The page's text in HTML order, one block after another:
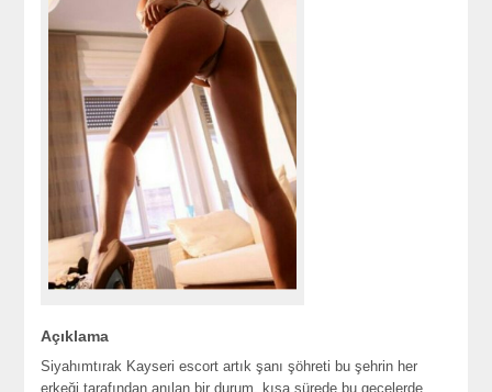
Açıklama
Siyahımtırak Kayseri escort artık şanı şöhreti bu şehrin her
erkeği tarafından anılan bir durum. kısa sürede bu gecelerde